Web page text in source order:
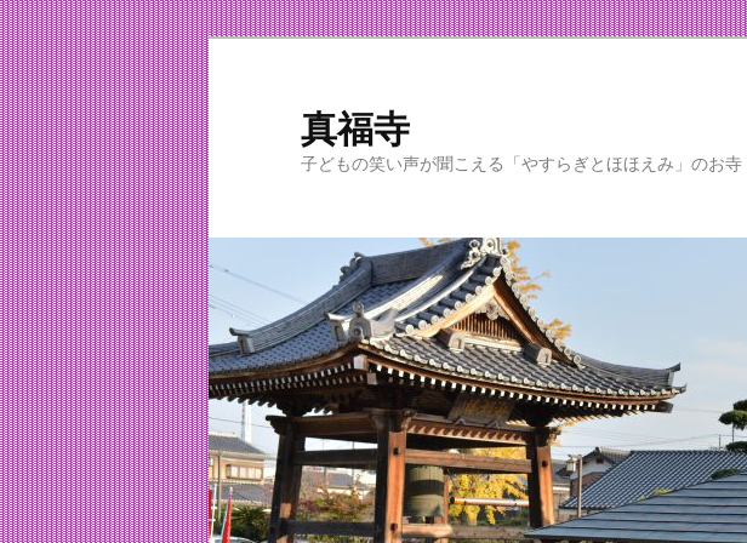
メ
イ
ン
コ
ン
テ
ン
ツ
へ
移
動
真福寺
子どもの笑い声が聞こえる「やすらぎとほほえみ」のお寺